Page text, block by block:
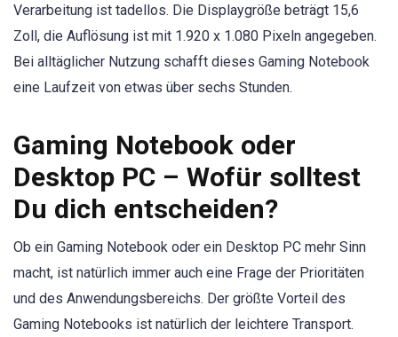
Verarbeitung ist tadellos. Die Displaygröße beträgt 15,6
Zoll, die Auflösung ist mit 1.920 x 1.080 Pixeln angegeben.
Bei alltäglicher Nutzung schafft dieses Gaming Notebook
eine Laufzeit von etwas über sechs Stunden.
Gaming Notebook oder
Desktop PC – Wofür solltest
Du dich entscheiden?
Ob ein Gaming Notebook oder ein Desktop PC mehr Sinn
macht, ist natürlich immer auch eine Frage der Prioritäten
und des Anwendungsbereichs. Der größte Vorteil des
Gaming Notebooks ist natürlich der leichtere Transport.